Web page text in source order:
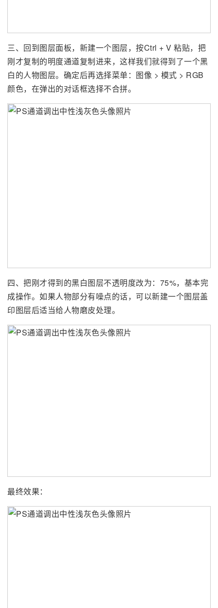
三、回到图层面板，新建一个图层，按Ctrl + V 粘贴，把
刚才复制的明度通道复制进来，这样我们就得到了一个黑
白的人物图层。确定后再选择菜单：图像 > 模式 > RGB
颜色，在弹出的对话框选择不合拼。
四、把刚才得到的黑白图层不透明度改为：75%，基本完
成操作。如果人物部分有噪点的话，可以新建一个图层盖
印图层后适当给人物磨皮处理。
最终效果：